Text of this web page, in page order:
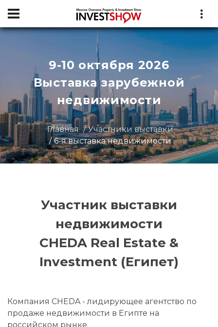
9-10 октября 2026
Выставка зарубежной
недвижимости
Главная
Участники выставки
6-я выставка недвижимости
Участник выставки
недвижимости
CHEDA Real Estate &
Investment (Египет)
Компания CHEDA - лидирующее агентство по
продаже недвижимости в Египте на
российском рынке.